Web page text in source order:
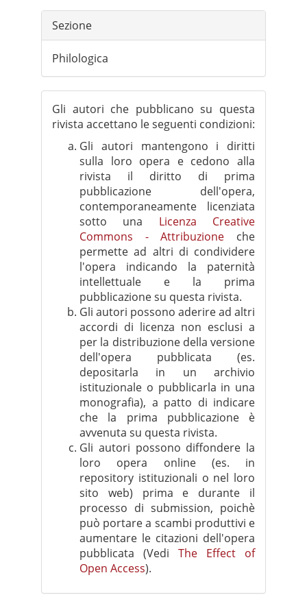
Sezione
Philologica
Gli autori che pubblicano su questa
rivista accettano le seguenti condizioni:
Gli autori mantengono i diritti
sulla loro opera e cedono alla
rivista il diritto di prima
pubblicazione dell'opera,
contemporaneamente licenziata
sotto una Licenza Creative
Commons - Attribuzione che
permette ad altri di condividere
l'opera indicando la paternità
intellettuale e la prima
pubblicazione su questa rivista.
Gli autori possono aderire ad altri
accordi di licenza non esclusi a
per la distribuzione della versione
dell'opera pubblicata (es.
depositarla in un archivio
istituzionale o pubblicarla in una
monografia), a patto di indicare
che la prima pubblicazione è
avvenuta su questa rivista.
Gli autori possono diffondere la
loro opera online (es. in
repository istituzionali o nel loro
sito web) prima e durante il
processo di submission, poichè
può portare a scambi produttivi e
aumentare le citazioni dell'opera
pubblicata (Vedi The Effect of
Open Access).